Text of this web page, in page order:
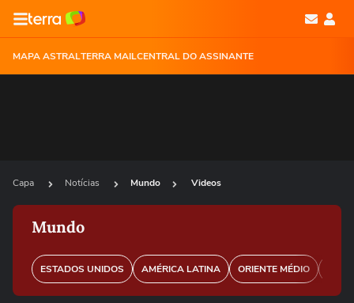
MAPA ASTRALTERRA MAILCENTRAL DO ASSINANTE
Capa Notícias Mundo Videos
Mundo
ESTADOS UNIDOS AMÉRICA LATINA ORIENTE MÉDIO